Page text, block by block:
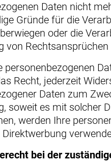
Daten nicht
Gründe für die
oder die
von
personenbezogenen
Recht, jederzeit
Daten zum
soweit es mit solcher
werden Ihre
bei der